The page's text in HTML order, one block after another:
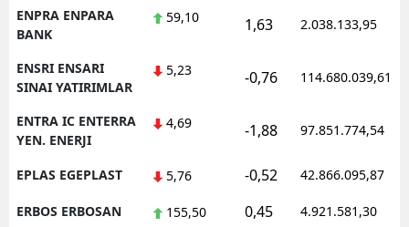
ENPRA ENPARA
BANK
59,10 1,63 2.038.133,95
ENSRI ENSARI
SINAI YATIRIMLAR
5,23 -0,76 114.680.039,61
ENTRA IC ENTERRA
YEN. ENERJI
4,69 -1,88 97.851.774,54
EPLAS EGEPLAST 5,76 -0,52 42.866.095,87
ERBOS ERBOSAN 155,50 0,45 4.921.581,30